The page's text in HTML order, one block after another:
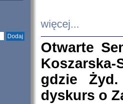
więcej...
Otwarte
Koszarska-
gdzie
dyskurs o